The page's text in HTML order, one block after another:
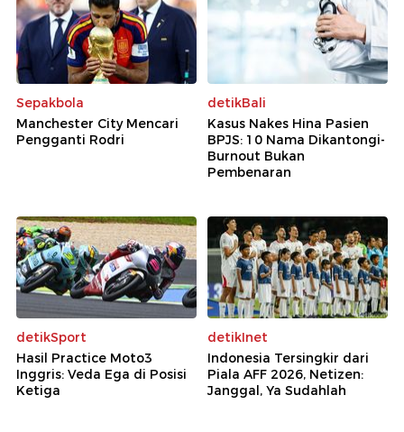
Sepakbola
Manchester City Mencari
Pengganti Rodri
detikBali
Kasus Nakes Hina Pasien
BPJS: 10 Nama Dikantongi-
Burnout Bukan
Pembenaran
detikSport
Hasil Practice Moto3
Inggris: Veda Ega di Posisi
Ketiga
detikInet
Indonesia Tersingkir dari
Piala AFF 2026, Netizen:
Janggal, Ya Sudahlah